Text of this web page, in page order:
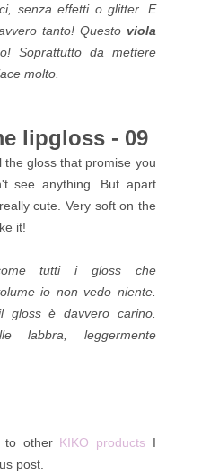
senza effetti o glitter. E
tanto! Questo viola
Soprattutto da mettere
molto.
lipgloss - 09
the gloss that promise you
see anything. But apart
cute. Very soft on the
it!
tutti i gloss che
io non vedo niente.
è davvero carino.
labbra, leggermente
to other KIKO productsI
post.